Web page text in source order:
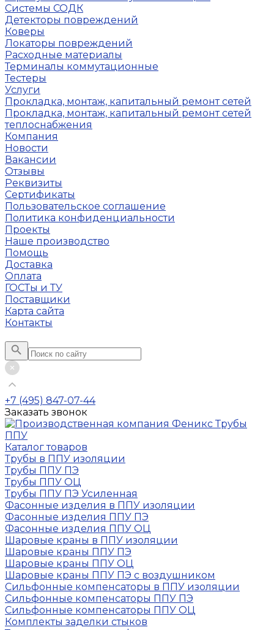
Системы СОДК
Детекторы повреждений
Коверы
Локаторы повреждений
Расходные материалы
Терминалы коммутационные
Тестеры
Услуги
Прокладка, монтаж, капитальный ремонт сетей
Прокладка, монтаж, капитальный ремонт сетей
теплоснабжения
Компания
Новости
Вакансии
Отзывы
Реквизиты
Сертификаты
Пользовательское соглашение
Политика конфиденциальности
Проекты
Наше производство
Помощь
Доставка
Оплата
ГОСТы и ТУ
Поставщики
Карта сайта
Контакты
+7 (495) 847-07-44
Заказать звонок
Каталог товаров
Трубы в ППУ изоляции
Трубы ППУ ПЭ
Трубы ППУ ОЦ
Трубы ППУ ПЭ Усиленная
Фасонные изделия в ППУ изоляции
Фасонные изделия ППУ ПЭ
Фасонные изделия ППУ ОЦ
Шаровые краны в ППУ изоляции
Шаровые краны ППУ ПЭ
Шаровые краны ППУ ОЦ
Шаровые краны ППУ ПЭ с воздушником
Сильфонные компенсаторы в ППУ изоляции
Сильфонные компенсаторы ППУ ПЭ
Сильфонные компенсаторы ППУ ОЦ
Комплекты заделки стыков